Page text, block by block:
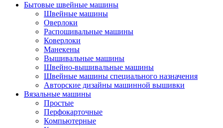
Бытовые швейные машины
Швейные машины
Оверлоки
Распошивальные машины
Коверлоки
Манекены
Вышивальные машины
Швейно-вышивальные машины
Швейные машины специального назначения
Авторские дизайны машинной вышивки
Вязальные машины
Простые
Перфокарточные
Компьютерные